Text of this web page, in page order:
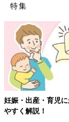
特集
妊娠・出産・育児
やすく解説！